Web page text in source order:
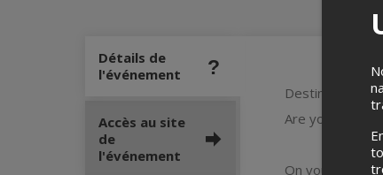
Détails de
l'événement
Destination, un
Are you ready
On vous
Accès au site
de
l'événement